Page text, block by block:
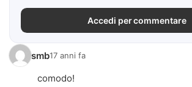
Accedi per commentare
smb17 anni fa
comodo!